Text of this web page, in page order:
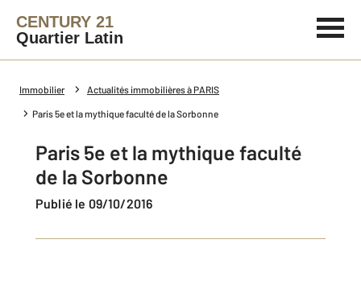
CENTURY 21
Quartier Latin
Immobilier Actualités immobilières à PARIS
Paris 5e et la mythique faculté de la Sorbonne
Paris 5e et la mythique faculté
de la Sorbonne
Publié le 09/10/2016